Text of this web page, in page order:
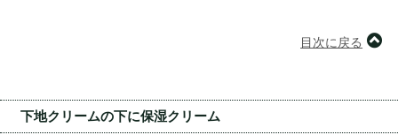
目次に戻る
下地クリームの下に保湿クリーム